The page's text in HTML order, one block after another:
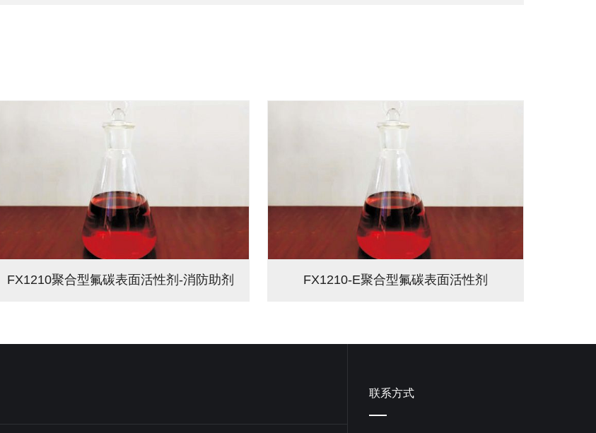
FX1210聚合型氟碳表面活性剂-消防助剂 FX1210-E聚合型氟碳表面活性剂
联系方式